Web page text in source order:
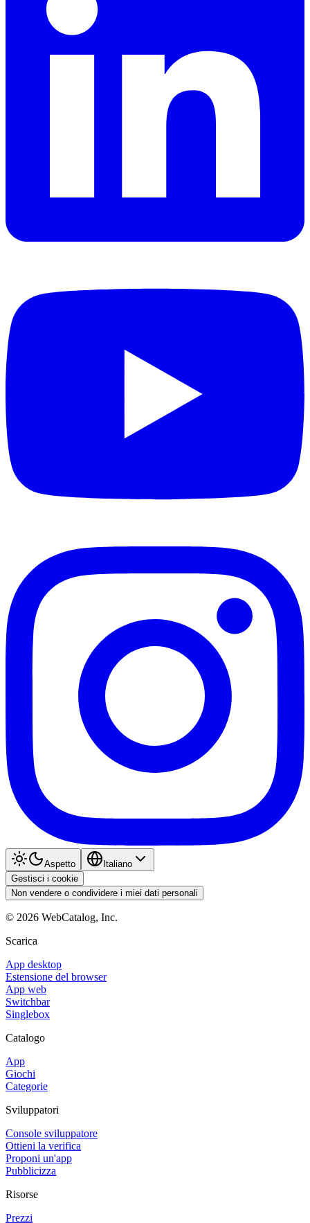
Aspetto
Italiano
Gestisci i cookie
Non vendere o condividere i miei dati personali
© 2026 WebCatalog, Inc.
Scarica
App desktop
Estensione del browser
App web
Switchbar
Singlebox
Catalogo
App
Giochi
Categorie
Sviluppatori
Console sviluppatore
Ottieni la verifica
Proponi un'app
Pubblicizza
Risorse
Prezzi